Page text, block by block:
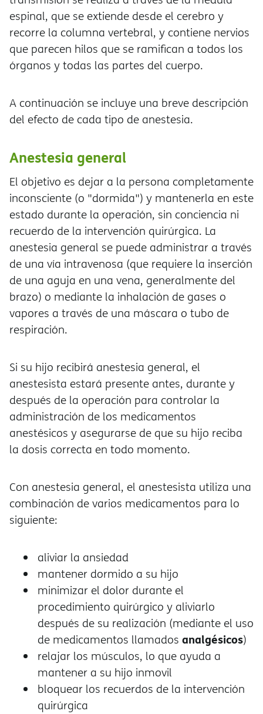
espinal, que se extiende desde el cerebro y
recorre la columna vertebral, y contiene nervios
que parecen hilos que se ramifican a todos los
órganos y todas las partes del cuerpo.
A continuación se incluye una breve descripción
del efecto de cada tipo de anestesia.
Anestesia general
El objetivo es dejar a la persona completamente
inconsciente (o "dormida") y mantenerla en este
estado durante la operación, sin conciencia ni
recuerdo de la intervención quirúrgica. La
anestesia general se puede administrar a través
de una vía intravenosa (que requiere la inserción
de una aguja en una vena, generalmente del
brazo) o mediante la inhalación de gases o
vapores a través de una máscara o tubo de
respiración.
Si su hijo recibirá anestesia general, el
anestesista estará presente antes, durante y
después de la operación para controlar la
administración de los medicamentos
anestésicos y asegurarse de que su hijo reciba
la dosis correcta en todo momento.
Con anestesia general, el anestesista utiliza una
combinación de varios medicamentos para lo
siguiente:
aliviar la ansiedad
mantener dormido a su hijo
minimizar el dolor durante el
procedimiento quirúrgico y aliviarlo
después de su realización (mediante el uso
de medicamentos llamados analgésicos)
relajar los músculos, lo que ayuda a
mantener a su hijo inmovil
bloquear los recuerdos de la intervención
quirúrgica